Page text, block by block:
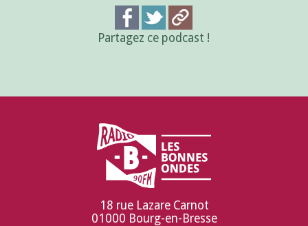
Partagez ce podcast !
18 rue Lazare Carnot
01000 Bourg-en-Bresse